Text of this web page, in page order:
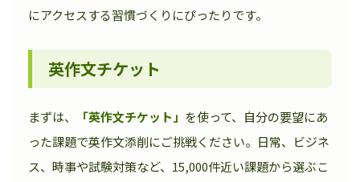
にアクセスする習慣づくりにぴったりです。
英作文チケット
まずは、 「英作文チケット」 を使って、自分の要望にあ
った課題で英作文添削にご挑戦ください。日常、ビジネ
ス、時事や試験対策など、15,000件近い課題から選ぶこ